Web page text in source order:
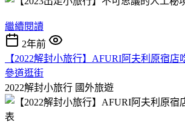
繼續閱讀
2年前
【2022解封小旅行】AFURI阿夫利原宿店
參道逛街
2022解封小旅行 國外旅遊